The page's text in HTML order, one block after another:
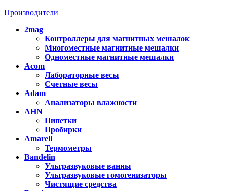
Производители
2mag
Контроллеры для магнитных мешалок
Многоместные магнитные мешалки
Одноместные магнитные мешалки
Acom
Лабораторные весы
Счетные весы
Adam
Анализаторы влажности
AHN
Пипетки
Пробирки
Amarell
Термометры
Bandelin
Ультразвуковые ванны
Ультразвуковые гомогенизаторы
Чистящие средства